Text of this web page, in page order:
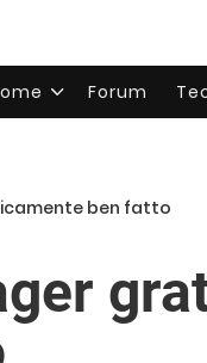
Forum
ben fatto